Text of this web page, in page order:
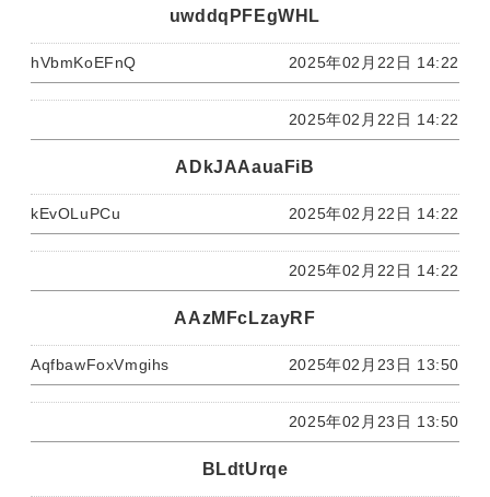
uwddqPFEgWHL
hVbmKoEFnQ 2025年02月22日 14:22
2025年02月22日 14:22
ADkJAAauaFiB
kEvOLuPCu 2025年02月22日 14:22
2025年02月22日 14:22
AAzMFcLzayRF
AqfbawFoxVmgihs 2025年02月23日 13:50
2025年02月23日 13:50
BLdtUrqe